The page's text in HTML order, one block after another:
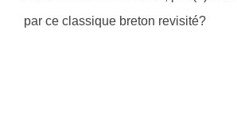
par ce classique breton revisité?